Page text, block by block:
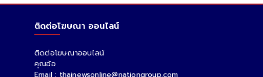
ติดต่อโฆษณา ออนไลน์
ติดต่อโฆษณาออนไลน์
คุณอ้อ
Email : thainewsonline@nationgroup.com